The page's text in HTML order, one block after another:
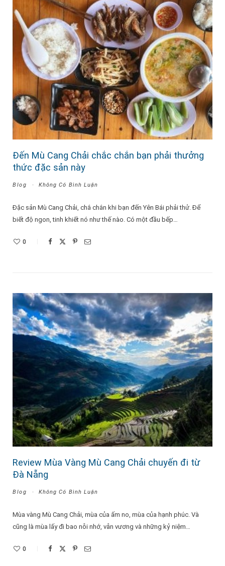
Đến Mù Cang Chải chắc chắn bạn phải thưởng
thức đặc sản này
Blog Không Có Bình Luận
Đặc sản Mù Cang Chải, chắ chắn khi bạn đến Yên Bái phải thử. Để
biết độ ngon, tinh khiết nó như thế nào. Có một đầu bếp…
0
Review Mùa Vàng Mù Cang Chải chuyến đi từ
Đà Nẵng
Blog Không Có Bình Luận
Mùa vàng Mù Cang Chải, mùa của ấm no, mùa của hạnh phúc. Và
cũng là mùa lấy đi bao nỗi nhớ, vẫn vương và những kỷ niệm…
0